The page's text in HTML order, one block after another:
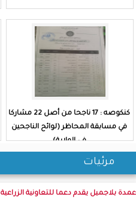
كنكوصه : 17 ناجحا من أصل 22 مشاركا
في مسابقة المحاظر (لوائح الناجحين
في الولاية)
مرئيات
عمدة بلاجميل يقدم دعما للتعاونية الزراعية